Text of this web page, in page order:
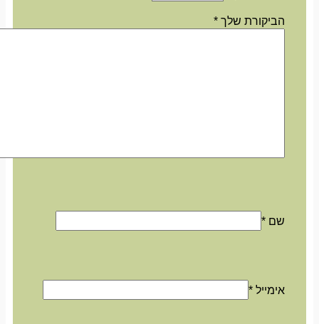
הביקורת שלך*
שם*
אימייל*